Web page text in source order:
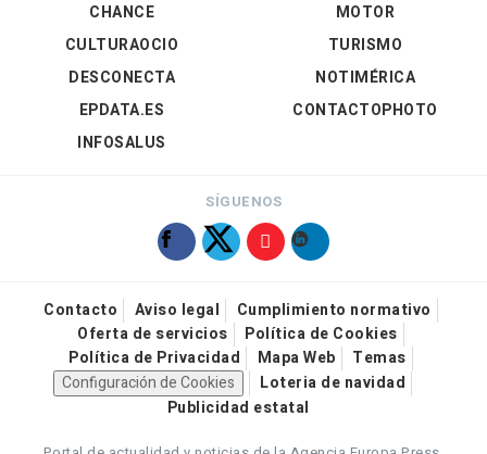
CHANCE
CULTURAOCIO
DESCONECTA
EPDATA.ES
INFOSALUS
MOTOR
TURISMO
NOTIMÉRICA
CONTACTOPHOTO
SÍGUENOS
Contacto Aviso legal
Cumplimiento normativo
Oferta de servicios
Política de Cookies
Política de Privacidad
Mapa Web
Temas
Configuración de Cookies
Loteria de navidad
Publicidad estatal